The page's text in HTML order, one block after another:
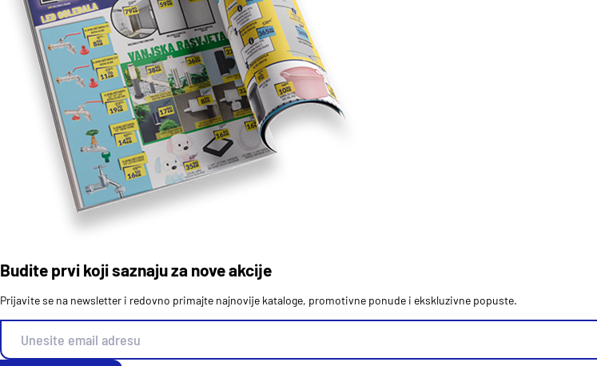
Budite prvi koji saznaju za nove akcije
Prijavite se na newsletter i redovno primajte najnovije kataloge, promotivne ponude i ekskluzivne popuste.